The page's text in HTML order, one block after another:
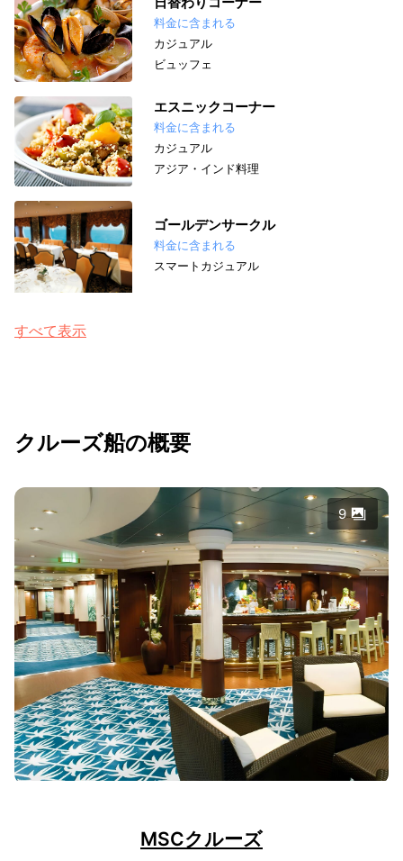
料金に含まれる
カジュアル
ビュッフェ
エスニックコーナー
料金に含まれる
カジュアル
アジア・インド料理
ゴールデンサークル
料金に含まれる
スマートカジュアル
すべて表示
クルーズ船の概要
9
MSCクルーズ